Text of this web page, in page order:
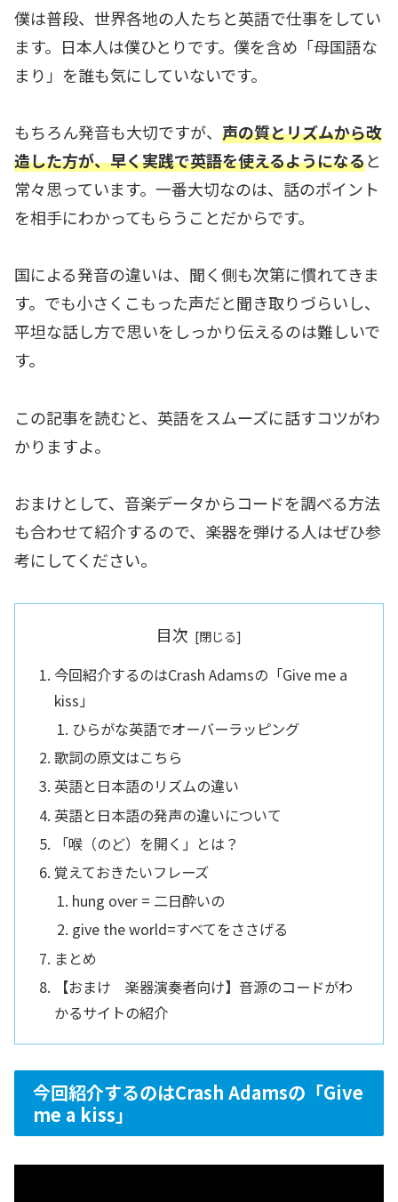
僕は普段、世界各地の人たちと英語で仕事をしてい
ます。日本人は僕ひとりです。僕を含め「母国語な
まり」を誰も気にしていないです。
もちろん発音も大切ですが、 声の質とリズムから改
造した方が、早く実践で英語を使えるようになると
常々思っています。一番大切なのは、話のポイント
を相手にわかってもらうことだからです。
国による発音の違いは、聞く側も次第に慣れてきま
す。でも小さくこもった声だと聞き取りづらいし、
平坦な話し方で思いをしっかり伝えるのは難しいで
す。
この記事を読むと、英語をスムーズに話すコツがわ
かりますよ。
おまけとして、音楽データからコードを調べる方法
も合わせて紹介するので、楽器を弾ける人はぜひ参
考にしてください。
目次
今回紹介するのはCrash Adamsの「Give me a
kiss」
ひらがな英語でオーバーラッピング
歌詞の原文はこちら
英語と日本語のリズムの違い
英語と日本語の発声の違いについて
「喉（のど）を開く」とは？
覚えておきたいフレーズ
hung over = 二日酔いの
give the world=すべてをささげる
まとめ
【おまけ 楽器演奏者向け】音源のコードがわ
かるサイトの紹介
今回紹介するのはCrash Adamsの「Give
me a kiss」